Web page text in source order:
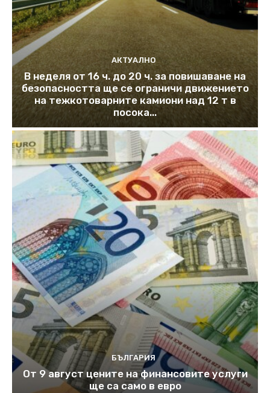
АКТУАЛНО
В неделя от 16 ч. до 20 ч. за повишаване на
безопасността ще се ограничи движението
на тежкотоварните камиони над 12 т в
посока...
БЪЛГАРИЯ
От 9 август цените на финансовите услуги
ще са само в евро